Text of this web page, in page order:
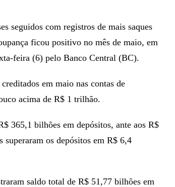
seguidos com registros de mais saques
ficou positivo no mês de maio, em
feira (6) pelo Banco Central (BC).
em maio nas contas de
acima de R$ 1 trilhão.
365,1 bilhões em depósitos, ante aos R$
superaram os depósitos em R$ 6,4
saldo total de R$ 51,77 bilhões em